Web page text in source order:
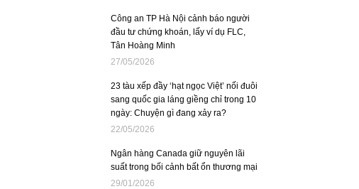
Công an TP Hà Nội cảnh báo người
đầu tư chứng khoán, lấy ví dụ FLC,
Tân Hoàng Minh
27/05/2026
23 tàu xếp đầy ‘hạt ngọc Việt’ nối đuôi
sang quốc gia láng giềng chỉ trong 10
ngày: Chuyện gì đang xảy ra?
22/05/2026
Ngân hàng Canada giữ nguyên lãi
suất trong bối cảnh bất ổn thương mại
29/01/2026